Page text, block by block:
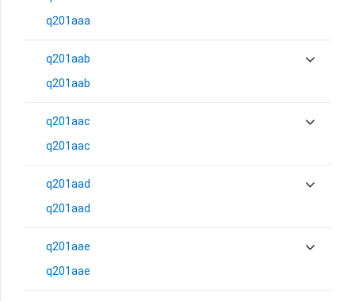
q201aaa
q201aab
q201aab
q201aac
q201aac
q201aad
q201aad
q201aae
q201aae